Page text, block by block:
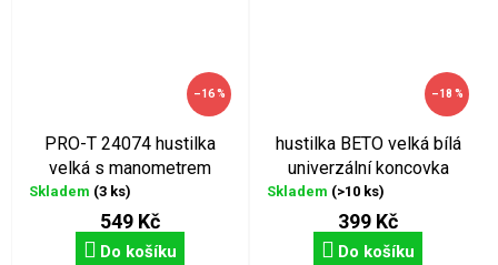
–16 %
PRO-T 24074 hustilka
velká s manometrem
Skladem (3 ks)
549 Kč
Do košíku
–18 %
hustilka BETO velká bílá
univerzální koncovka
Skladem (>10 ks)
399 Kč
Do košíku